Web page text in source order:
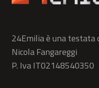
24Emilia è una testata
Nicola Fangareggi
P. Iva IT02148540350